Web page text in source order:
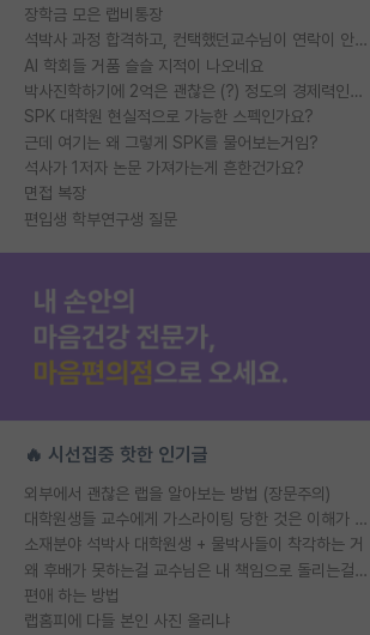
장학금 모은 랩비통장
석박사 과정 합격하고, 컨택했던교수님이 연락이 안됩니다...
AI 학회들 거품 슬슬 지적이 나오네요
박사진학하기에 2억은 괜찮은 (?) 정도의 경제력인가요
SPK 대학원 현실적으로 가능한 스펙인가요?
근데 여기는 왜 그렇게 SPK를 물어보는거임?
석사가 1저자 논문 가져가는게 흔한건가요?
면접 복장
편입생 학부연구생 질문
🔥 시선집중 핫한 인기글
외부에서 괜찮은 랩을 알아보는 방법 (장문주의)
대학원생들 교수에게 가스라이팅 당한 것은 이해가 갑니다. 안타깝네요.
소재분야 석박사 대학원생 + 물박사들이 착각하는 거
왜 후배가 못하는걸 교수님은 내 책임으로 돌리는걸까요?
편애 하는 방법
랩홈피에 다들 본인 사진 올리냐